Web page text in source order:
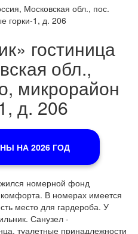
Московская обл., пос.
горки-1, д. 206
гостиница
обл.,
микрорайон
д. 206
НА 2026 ГОД
номерной фонд
комфорта. В номерах имеется
место для гардероба. У
Санузел -
туалетные принадлежности